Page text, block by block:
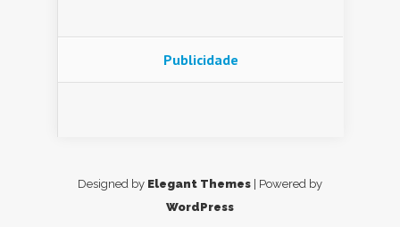
Nunes de Sena, Fátima Peixoto,
Glória Pereira, Kátia Mesel,
Publicidade
Designed by Elegant Themes | Powered by
WordPress